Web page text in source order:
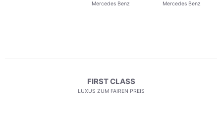
Mercedes Benz
Mercedes Benz
FIRST CLASS
LUXUS ZUM FAIREN PREIS